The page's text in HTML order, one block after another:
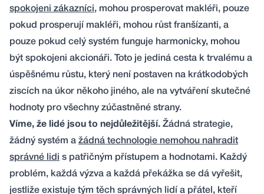
spokojeni zákazníci, mohou prosperovat makléři, pouze
pokud prosperují makléři, mohou růst franšízanti, a
pouze pokud celý systém funguje harmonicky, mohou
být spokojeni akcionáři. Toto je jediná cesta k trvalému a
úspěšnému růstu, který není postaven na krátkodobých
ziscích na úkor někoho jiného, ale na vytváření skutečné
hodnoty pro všechny zúčastněné strany.
Víme, že lidé jsou to nejdůležitější. Žádná strategie,
žádný systém a žádná technologie nemohou nahradit
správné lidi s patřičným přístupem a hodnotami. Každý
problém, každá výzva a každá překážka se dá vyřešit,
jestliže existuje tým těch správných lidí a přátel, kteří